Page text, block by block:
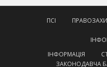
ПСІ
ІНФОРМАЦІЯ
ЗАКОНОДАВЧА